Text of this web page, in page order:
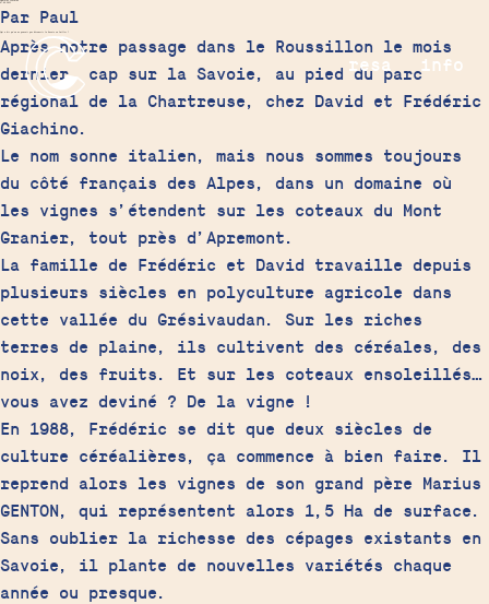
resa info
07.09.2021
Par Paul
Qui a dit qu’on ne pouvait pas découvrir la Savoie en Juillet ?
Après notre passage dans le Roussillon le mois
dernier, cap sur la Savoie, au pied du parc
régional de la Chartreuse, chez David et Frédéric
Giachino.
Le nom sonne italien, mais nous sommes toujours
du côté français des Alpes, dans un domaine où
les vignes s’étendent sur les coteaux du Mont
Granier, tout près d’Apremont.
La famille de Frédéric et David travaille depuis
plusieurs siècles en polyculture agricole dans
cette vallée du Grésivaudan. Sur les riches
terres de plaine, ils cultivent des céréales, des
noix, des fruits. Et sur les coteaux ensoleillés…
vous avez deviné ? De la vigne !
En 1988, Frédéric se dit que deux siècles de
culture céréalières, ça commence à bien faire. Il
reprend alors les vignes de son grand père Marius
GENTON, qui représentent alors 1,5 Ha de surface.
Sans oublier la richesse des cépages existants en
Savoie, il plante de nouvelles variétés chaque
année ou presque.